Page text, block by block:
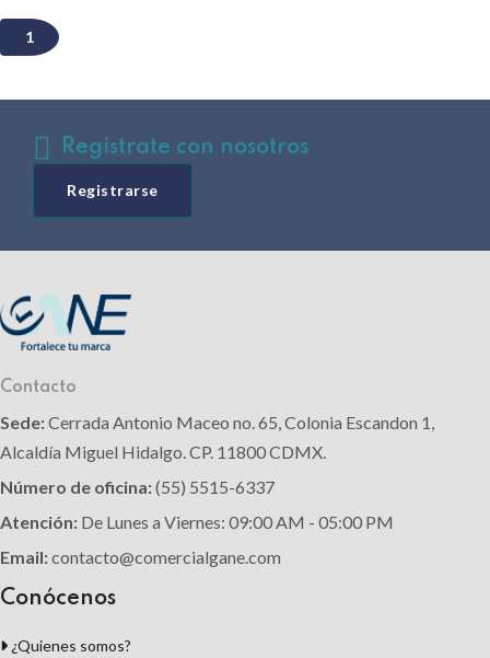
1
Registrate con nosotros
Registrarse
Contacto
Sede:Cerrada Antonio Maceo no. 65, Colonia Escandon 1,
Alcaldía Miguel Hidalgo. CP. 11800 CDMX.
Número de oficina:(55) 5515-6337
Atención: De Lunes a Viernes: 09:00 AM - 05:00 PM
Email:contacto@comercialgane.com
Conócenos
¿Quienes somos?